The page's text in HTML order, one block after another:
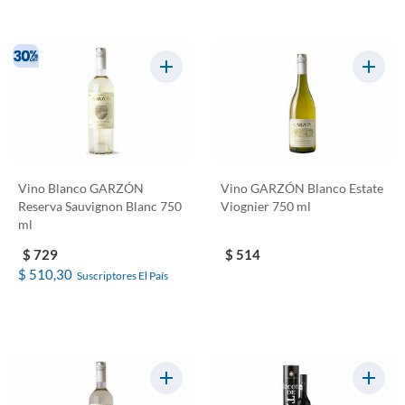
Vino Blanco GARZÓN
Reserva Sauvignon Blanc 750
ml
$ 729
$ 510,30 Suscriptores El País
Vino GARZÓN Blanco Estate
Viognier 750 ml
$ 514